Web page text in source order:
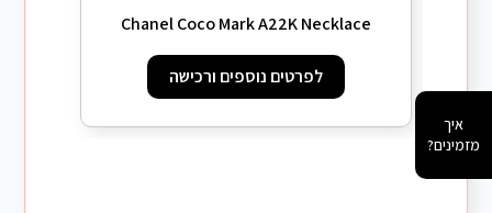
Chanel Coco Mark A22K Necklace
לפרטים נוספים ורכישה
איך
מזמינים?